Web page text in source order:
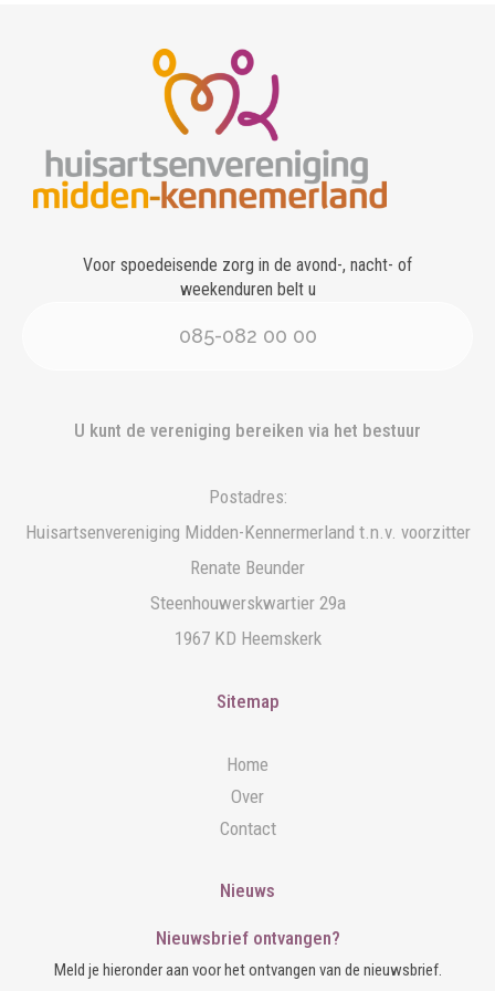
Voor spoedeisende zorg in de avond-, nacht- of
weekenduren belt u
085-082 00 00
U kunt de vereniging bereiken via het bestuur
Postadres:
Huisartsenvereniging Midden-Kennermerland t.n.v. voorzitter
Renate Beunder
Steenhouwerskwartier 29a
1967 KD Heemskerk
Sitemap
Home
Over
Contact
Nieuws
Nieuwsbrief ontvangen?
Meld je hieronder aan voor het ontvangen van de nieuwsbrief.